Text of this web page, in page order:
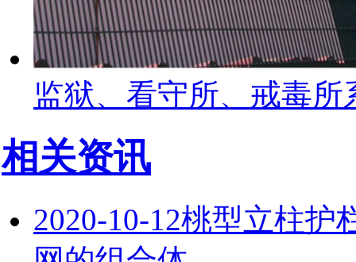
监狱、看守所、戒毒所
相关资讯
2020-10-12桃型立柱护